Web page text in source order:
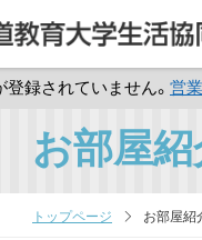
録されていません。 営
お部屋
トップページ お部屋紹